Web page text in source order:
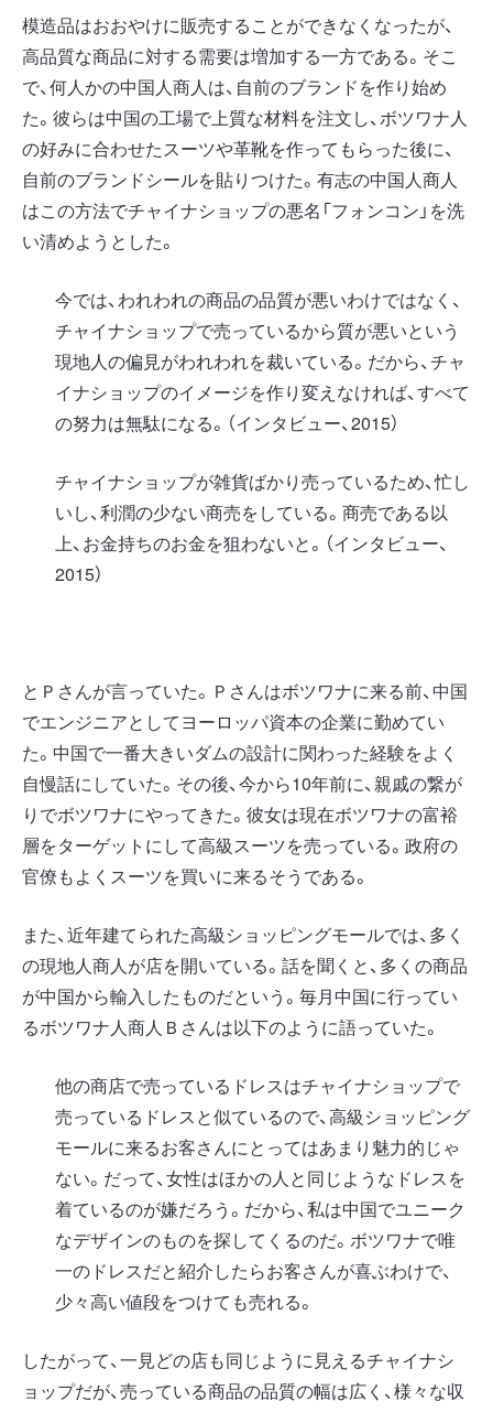
模造品はおおやけに販売することができなくなったが、
高品質な商品に対する需要は増加する一方である。そこ
で、何人かの中国人商人は、自前のブランドを作り始め
た。彼らは中国の工場で上質な材料を注文し、ボツワナ人
の好みに合わせたスーツや革靴を作ってもらった後に、
自前のブランドシールを貼りつけた。有志の中国人商人
はこの方法でチャイナショップの悪名「フォンコン」を洗
い清めようとした。
今では、われわれの商品の品質が悪いわけではなく、
チャイナショップで売っているから質が悪いという
現地人の偏見がわれわれを裁いている。だから、チャ
イナショップのイメージを作り変えなければ、すべて
の努力は無駄になる。（インタビュー、2015）
チャイナショップが雑貨ばかり売っているため、忙し
いし、利潤の少ない商売をしている。商売である以
上、お金持ちのお金を狙わないと。（インタビュー、
2015）
とＰさんが言っていた。Ｐさんはボツワナに来る前、中国
でエンジニアとしてヨーロッパ資本の企業に勤めてい
た。中国で一番大きいダムの設計に関わった経験をよく
自慢話にしていた。その後、今から10年前に、親戚の繋が
りでボツワナにやってきた。彼女は現在ボツワナの富裕
層をターゲットにして高級スーツを売っている。政府の
官僚もよくスーツを買いに来るそうである。
また、近年建てられた高級ショッピングモールでは、多く
の現地人商人が店を開いている。話を聞くと、多くの商品
が中国から輸入したものだという。毎月中国に行ってい
るボツワナ人商人Ｂさんは以下のように語っていた。
他の商店で売っているドレスはチャイナショップで
売っているドレスと似ているので、高級ショッピング
モールに来るお客さんにとってはあまり魅力的じゃ
ない。だって、女性はほかの人と同じようなドレスを
着ているのが嫌だろう。だから、私は中国でユニーク
なデザインのものを探してくるのだ。ボツワナで唯
一のドレスだと紹介したらお客さんが喜ぶわけで、
少々高い値段をつけても売れる。
したがって、一見どの店も同じように見えるチャイナシ
ョップだが、売っている商品の品質の幅は広く、様々な収